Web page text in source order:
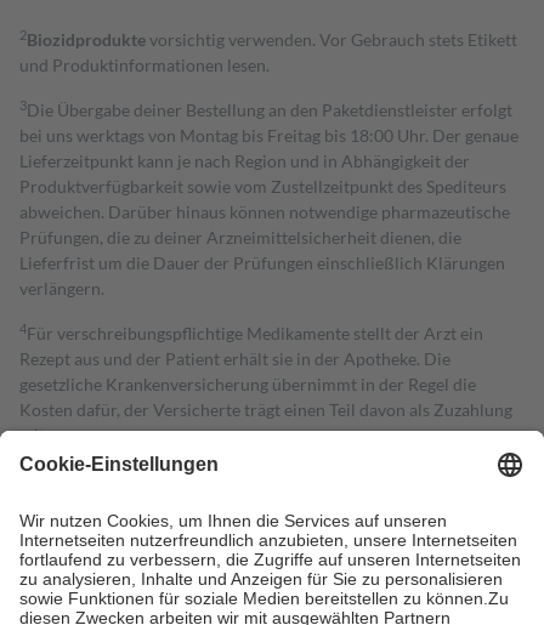
2Biozidproduktevorsichtig verwenden. Vor Gebrauch stets Etikett
und Produktinformationen lesen.
3Die Übergabe deiner Bestellung an den Paketdienstleister erfolgt
bei uns werktags von Montag bis Freitag bis 18:00 Uhr. Der genaue
Lieferzeitpunkt kann je nach Region und in Abhängigkeit der
Produktverfügbarkeit sowie vom Zustellzeitpunkt des Spediteurs
abweichen. Darüber hinaus können notwendige pharmazeutische
Prüfungen, die zu deiner Arzneimittelsicherheit dienen, die
Lieferfrist um die Dauer der Prüfungen einschließlich Klärungen
verlängern.
4Für verschreibungspflichtige Medikamente stellt der Arzt ein
Rezept aus und der Patient erhält sie in der Apotheke. Die
gesetzliche Krankenversicherung übernimmt in der Regel die
Kosten dafür, der Versicherte trägt einen Teil davon als Zuzahlung
mit.
Grundsätzlich leisten Mitglieder Zuzahlungen in Höhe von zehn
höchstens zehn Euro.
Es sind jedoch nie mehr als die tatsächlichen
Kosten der Leistung zu entrichten.
Diese Regeln gelten grundsätzlich auch für Online-Apotheken.
Bei Heilmitteln und häuslicher Krankenpflege beträgt die
Zuzahlung zehn Prozent der Kosten sowie zehn Euro je